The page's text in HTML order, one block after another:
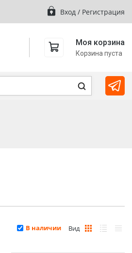
Вход / Регистрация
Моя корзина
Корзина пуста
В наличии Вид